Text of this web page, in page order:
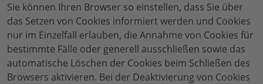
Sie können Ihren Browser so einstellen, dass Sie über
das Setzen von Cookies informiert werden und Cookies
nur im Einzelfall erlauben, die Annahme von Cookies für
bestimmte Fälle oder generell ausschließen sowie das
automatische Löschen der Cookies beim Schließen des
Browsers aktivieren. Bei der Deaktivierung von Cookies